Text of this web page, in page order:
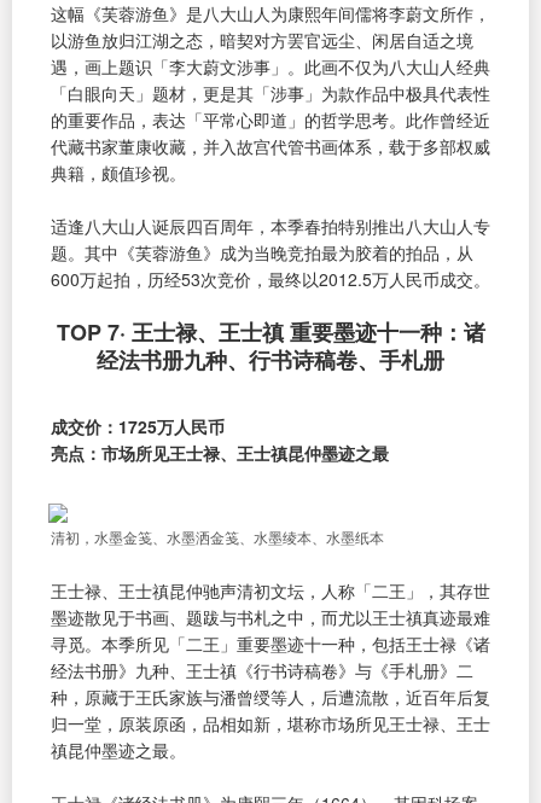
这幅《芙蓉游鱼》是八大山人为康熙年间儒将李蔚文所作，
以游鱼放归江湖之态，暗契对方罢官远尘、闲居自适之境
遇，画上题识「李大蔚文涉事」。此画不仅为八大山人经典
「白眼向天」题材，更是其「涉事」为款作品中极具代表性
的重要作品，表达「平常心即道」的哲学思考。此作曾经近
代藏书家董康收藏，并入故宫代管书画体系，载于多部权威
典籍，颇值珍视。
适逢八大山人诞辰四百周年，本季春拍特别推出八大山人专
题。其中《芙蓉游鱼》成为当晚竞拍最为胶着的拍品，从
600万起拍，历经53次竞价，最终以2012.5万人民币成交。
TOP 7· 王士禄、王士禛 重要墨迹十一种：诸
经法书册九种、行书诗稿卷、手札册
成交价：1725万人民币
亮点：市场所见王士禄、王士禛昆仲墨迹之最
清初，水墨金笺、水墨洒金笺、水墨绫本、水墨纸本
王士禄、王士禛昆仲驰声清初文坛，人称「二王」，其存世
墨迹散见于书画、题跋与书札之中，而尤以王士禛真迹最难
寻觅。本季所见「二王」重要墨迹十一种，包括王士禄《诸
经法书册》九种、王士禛《行书诗稿卷》与《手札册》二
种，原藏于王氏家族与潘曾绶等人，后遭流散，近百年后复
归一堂，原装原函，品相如新，堪称市场所见王士禄、王士
禛昆仲墨迹之最。